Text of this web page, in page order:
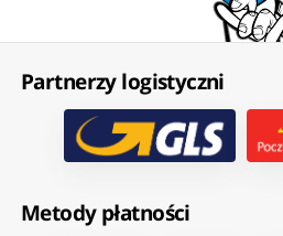
Partnerzy logistyczni
Metody płatności